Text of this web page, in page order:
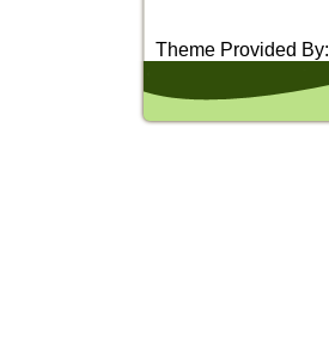
Theme Provided By: